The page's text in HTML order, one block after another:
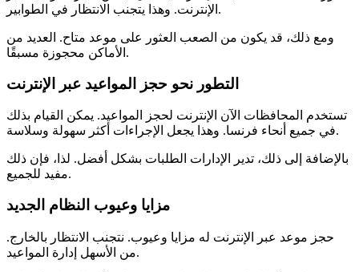
الإنترنت. وهذا يتجنب الانتظار في الطوابير.
ومع ذلك، قد يكون من الصعب العثور على موعد متاح. العديد من
الأماكن محجوزة مسبقًا.
التطور نحو حجز المواعيد عبر الإنترنت
تستخدم المحافظات الآن الإنترنت لحجز المواعيد. يمكن القيام بذلك
في جميع أنحاء فرنسا. وهذا يجعل الإجراءات أكثر سهولة وسلاسة.
بالإضافة إلى ذلك، تدير الإدارات الطلبات بشكل أفضل. لذا، فإن ذلك
مفيد للجميع.
مزايا وعيوب النظام الجديد
حجز موعد عبر الإنترنت له مزايا وعيوب. نتجنب الانتظار بالخارج.
من الأسهل إدارة المواعيد.